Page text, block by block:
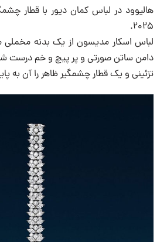
هالیوود در لباس کمان دیور با قطار
۲۰۲۵.
لباس اسکار مدیسون از یک بدنه
دامن ساتن صورتی و پر پیچ و خم درست
تزئینی و یک قطار چشمگیر ظاهر را آن به